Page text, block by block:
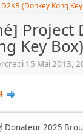
(Donkey Kong
Project
Key Box)
15 Mai 2013,
Donateur 2025